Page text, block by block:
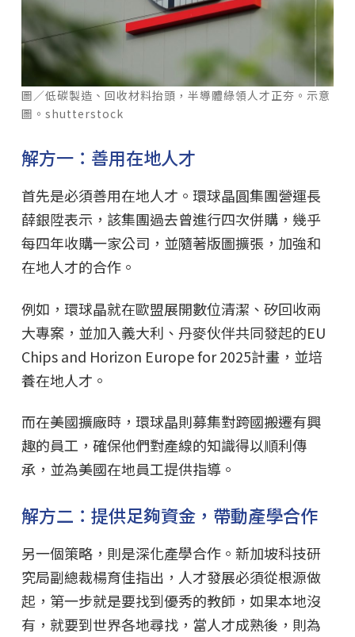
圖／低碳製造、回收材料抬頭，半導體綠領人才正夯。示意
圖。shutterstock
解方一：善用在地人才
首先是必須善用在地人才。環球晶圓集團營運長
薛銀陞表示，該集團過去曾進行四次併購，幾乎
每四年收購一家公司，並隨著版圖擴張，加強和
在地人才的合作。
例如，環球晶就在歐盟展開數位清潔、矽回收兩
大專案，並加入義大利、丹麥伙伴共同發起的EU
Chips and Horizon Europe for 2025計畫，並培
養在地人才。
而在美國擴廠時，環球晶則募集對跨國搬遷有興
趣的員工，確保他們對產線的知識得以順利傳
承，並為美國在地員工提供指導。
解方二：提供足夠資金，帶動產學合作
另一個策略，則是深化產學合作。新加坡科技研
究局副總裁楊育佳指出，人才發展必須從根源做
起，第一步就是要找到優秀的教師，如果本地沒
有，就要到世界各地尋找，當人才成熟後，則為